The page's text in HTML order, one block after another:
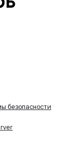
безопасности